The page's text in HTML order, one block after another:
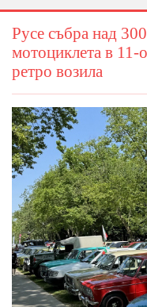
Русе събра над
мотоциклета в 11-
ретро возила